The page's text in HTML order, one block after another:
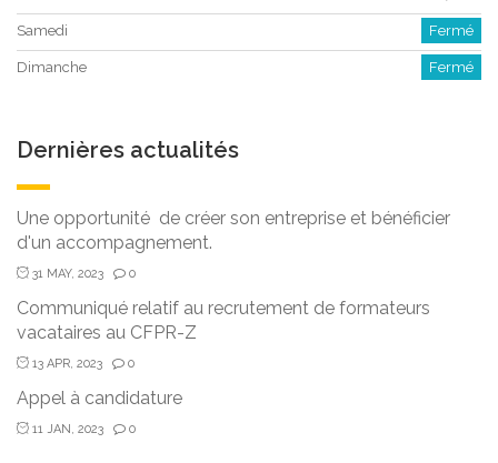
Samedi Fermé
Dimanche Fermé
Dernières actualités
Une opportunité de créer son entreprise et bénéficier
d'un accompagnement.
31 MAY, 2023 0
Communiqué relatif au recrutement de formateurs
vacataires au CFPR-Z
13 APR, 2023 0
Appel à candidature
11 JAN, 2023 0